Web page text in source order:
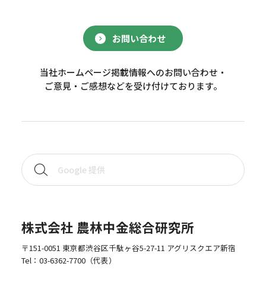
お問い合わせ
当社ホームページ掲載情報へのお問い合わせ・
ご意見・ご感想などを受け付けております。
株式会社 農林中金総合研究所
〒151-0051 東京都渋谷区千駄ヶ谷5-27-11 アグリスクエア新宿
Tel： 03-6362-7700（代表）